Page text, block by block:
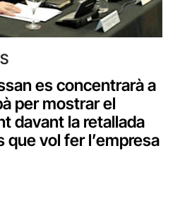
es concentrarà a
per mostrar el
davant la retallada
vol fer l’empresa